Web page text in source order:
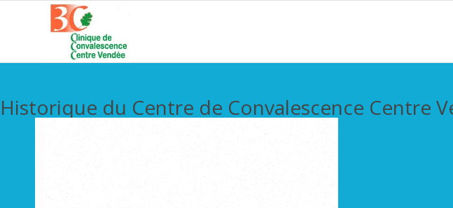
Historique du Centre de Convalescence Centre